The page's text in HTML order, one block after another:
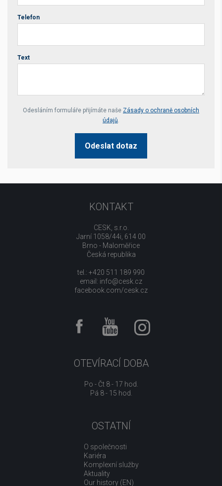
Telefon
Text
Your website *
Odesláním formuláře přijímáte naše Zásady o ochraně osobních
údajů.
Odeslat dotaz
KONTAKT
CESK, s.r.o.
Jarní 1058/44i, 614 00
Brno - Maloměřice
Česká republika
tel.: +420 511 189 990
email: info@cesk.cz
facebook.com/cesk.cz
OTEVÍRACÍ DOBA
Po - Čt 8 - 17 hod.
Pá 8 - 15 hod.
OSTATNÍ
O společnosti
Kariéra
Komplexní služby
Aktuality
Our history (EN)